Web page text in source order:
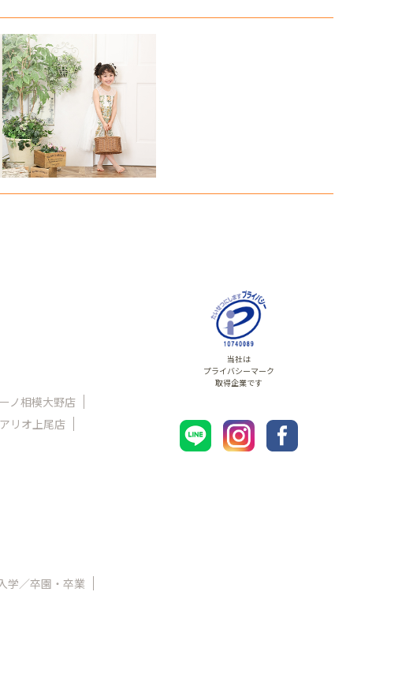
ノ相模大野店
アリオ上尾店
学／卒園・卒業
当社は
プライバシーマーク
取得企業です